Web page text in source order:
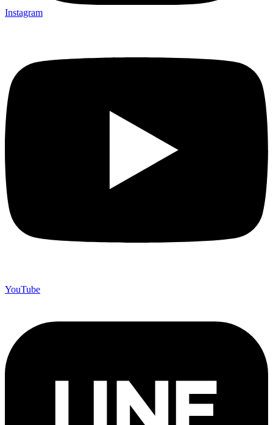
Instagram
YouTube